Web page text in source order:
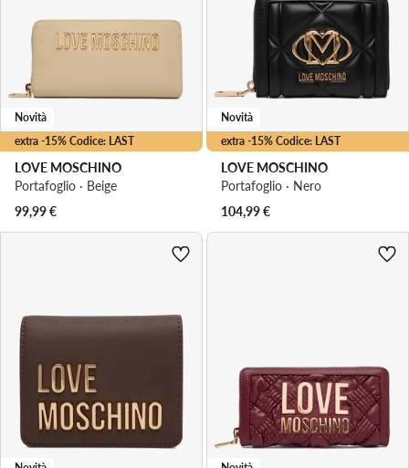
extra -15% Codice: LAST
Novità
LOVE MOSCHINO
Portafoglio · Beige
99,99€
extra -15% Codice: LAST
Novità
LOVE MOSCHINO
Portafoglio · Nero
104,99€